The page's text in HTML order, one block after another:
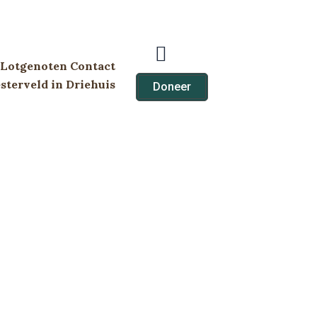
Lotgenoten Contact
in Driehuis
Doneer